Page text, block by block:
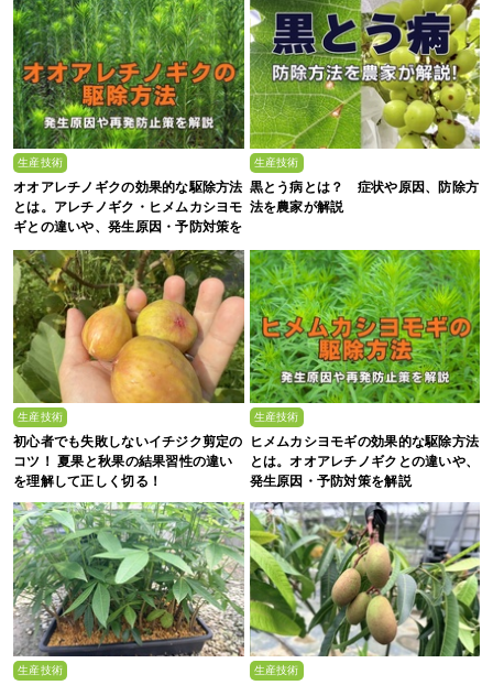
生産技術
オオアレチノギクの効果的な駆除方法
とは。アレチノギク・ヒメムカシヨモ
ギとの違いや、発生原因・予防対策を
生産技術
黒とう病とは？ 症状や原因、防除方
法を農家が解説
生産技術
初心者でも失敗しないイチジク剪定の
コツ！ 夏果と秋果の結果習性の違い
を理解して正しく切る！
生産技術
ヒメムカシヨモギの効果的な駆除方法
とは。オオアレチノギクとの違いや、
発生原因・予防対策を解説
生産技術 生産技術